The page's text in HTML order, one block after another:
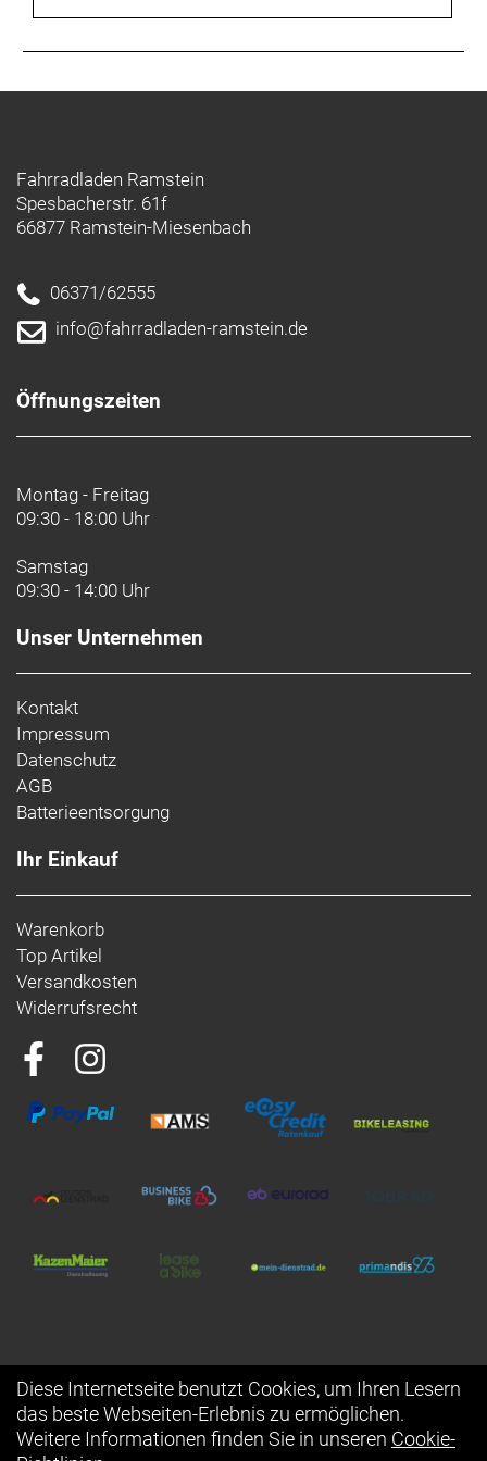
Reifen vorne:Schwalbe Smart Sam Plus 27.5x2.25,
Vorbau:Giant Contour mit RideDash EVO Display
Sattelstütze:Giant absenkbare Federsattelstütze
Kurbelsatz:FSA CK-745, 46 Zähne
Antrieb:Shimano CN-LG500
Rückleuchte:Giant integriertes Rücklicht
Ständer:Giant KSA 40, Seitenständer
Motor:
Giant SyncDrive Sport 3, 85 Nm
Akku:Giant EnergyPak Smart
Akku-Kapazität (Wh):800
Ladegerät:Giant EnergyPak Smart Charger 4A
Bedieneinheit:
Zulässiges Gesamtgewicht (kg):
Fahrradladen Ramstein
Spesbacherstr. 61f
66877 Ramstein-Miesenbach
06371/62555
info@fahrradladen-ramstein.de
Öffnungszeiten
Montag - Freitag
09:30 - 18:00 Uhr
Samstag
09:30 - 14:00 Uhr
Unser Unternehmen
Kontakt
Impressum
Datenschutz
AGB
Batterieentsorgung
Ihr Einkauf
Warenkorb
Top Artikel
Versandkosten
Widerrufsrecht
Diese Internetseite benutzt Cookies, um Ihren Lesern
das beste Webseiten-Erlebnis zu ermöglichen.
Weitere Informationen finden Sie in unseren Cookie-
Auftrag widerrufen